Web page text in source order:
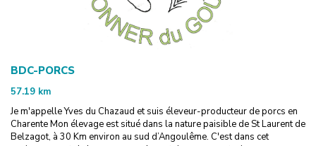
BDC-PORCS
57.19 km
Je m'appelle Yves du Chazaud et suis éleveur-producteur de porcs en
Charente Mon élevage est situé dans la nature paisible de St Laurent de
Belzagot, à 30 Km environ au sud d’Angoulême. C'est dans cet